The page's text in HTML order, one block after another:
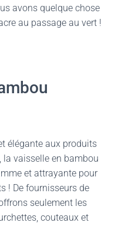
avons quelque chose
au passage au vert !
élégante aux produits
la vaisselle en bambou
et attrayante pour
! De fournisseurs de
seulement les
couteaux et